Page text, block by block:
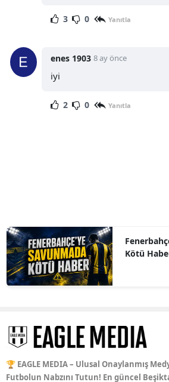
3 0 Yanıtla
enes 1903 8 ay önce
iyi
2 0 Yanıtla
Kötü
🏆 EAGLE MEDIA – Ulusal Onaylanmış
Futbolun Nabzını Tutun! En güncel